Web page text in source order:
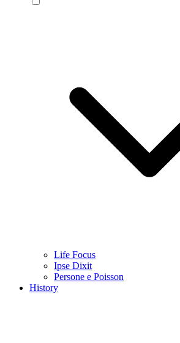
Life Focus
Ipse Dixit
Persone e Poisson
History